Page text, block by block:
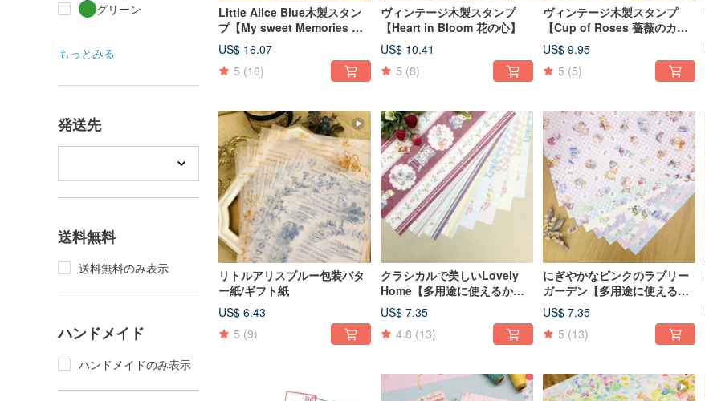
グリーン
もっとみる
発送先
送料無料
送料無料のみ表示
ハンドメイド
ハンドメイドのみ表示
Little Alice Blue木製スタン
プ【My sweet Memories 美
しい思い出】
US$ 16.07
5 (16)
ヴィンテージ木製スタンプ
【Heart in Bloom 花の心】
US$ 10.41
5 (8)
ヴィンテージ木製スタンプ
【Cup of Roses 薔薇のカッ
プ】
US$ 9.95
5 (5)
リトルアリスブルー包装バタ
ー紙/ギフト紙
US$ 6.43
5 (9)
クラシカルで美しいLovely
Home【多用途に使えるかわ
いい包装紙・手帳デコレーシ
ョンペーパー】
US$ 7.35
4.8 (13)
にぎやかなピンクのラブリー
ガーデン【多用途に使えるか
わいい包装紙・手帳デコレー
ション紙】
US$ 7.35
5 (13)